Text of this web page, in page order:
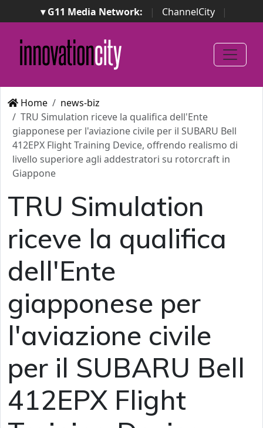
▾ G11 Media Network: | ChannelCity
|
ImpresaCity | SecurityOpenLab | Italian Channel
Awards
Italian Project Awards
Italian Security
Awards
Home
news-biz
TRU Simulation riceve la qualifica dell'Ente
giapponese per l'aviazione civile per il SUBARU Bell
412EPX Flight Training Device, offrendo realismo di
livello superiore agli addestratori su rotorcraft in
Giappone
TRU Simulation
riceve la qualifica
dell'Ente
giapponese per
l'aviazione civile
per il SUBARU Bell
412EPX Flight